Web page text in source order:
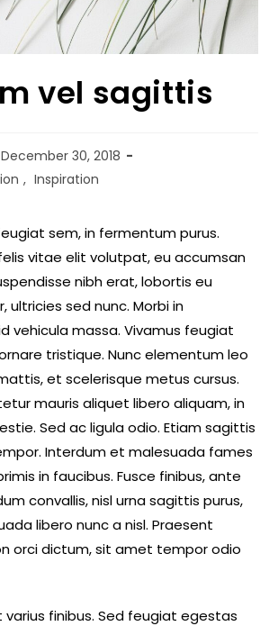
vel sagittis
December 30, 2018
, Inspiration
sem, in fermentum purus.
vitae elit volutpat, eu accumsan
nibh erat, lobortis eu
ultricies sed nunc. Morbi in
vehicula massa. Vivamus feugiat
tristique. Nunc elementum leo
et scelerisque metus cursus.
mauris aliquet libero aliquam, in
Sed ac ligula odio. Etiam sagittis
Interdum et malesuada fames
in faucibus. Fusce finibus, ante
convallis, nisl urna sagittis purus,
libero nunc a nisl. Praesent
orci dictum, sit amet tempor odio
varius finibus. Sed feugiat egestas